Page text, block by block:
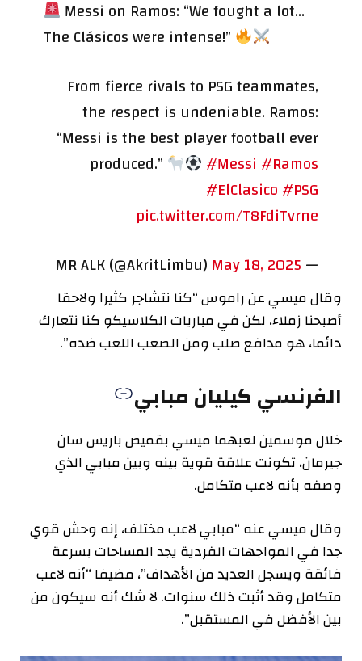
Messi on Ramos: “We fought a lot…
The Clásicos were intense!”
From fierce rivals to PSG teammates,
the respect is undeniable. Ramos:
“Messi is the best player football ever
produced.”
#Messi #Ramos
#ElClasico#PSG
pic.twitter.com/T8FdiTvrne
— MR ALK (@AkritLimbu)
May 18, 2025
وقال ميسي عن راموس “كنا نتشاجر كثيرا ولاحقا
أصبحنا زملاء، لكن في مباريات الكلاسيكو كنا نتعارك
دائما، هو مدافع صلب ومن الصعب اللعب ضده”.
الفرنسي كيليان مبابي
خلال موسمين لعبهما ميسي بقميص باريس سان
جيرمان، تكونت علاقة قوية بينه وبين مبابي الذي
وصفه بأنه لاعب متكامل.
وقال ميسي عنه “مبابي لاعب مختلف، إنه وحش قوي
جدا في المواجهات الفردية يجد المساحات بسرعة
فائقة ويسجل العديد من الأهداف”، مضيفا “أنه لاعب
متكامل وقد أثبت ذلك سنوات. لا شك أنه سيكون من
بين الأفضل في المستقبل”.